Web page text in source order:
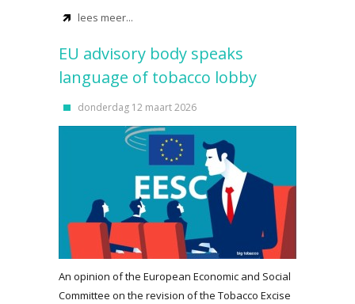
lees meer...
EU advisory body speaks
language of tobacco lobby
donderdag 12 maart 2026
An opinion of the European Economic and Social
Committee on the revision of the Tobacco Excise